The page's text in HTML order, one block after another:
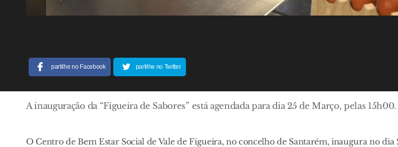
partilhe no Facebook partilhe no Twitter
A inauguração da “Figueira de Sabores” está agendada para dia 25 de Março, pelas 15h00.
O Centro de Bem Estar Social de Vale de Figueira, no concelho de Santarém, inaugura no dia